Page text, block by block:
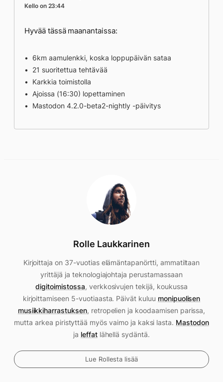
Kello on 23:44
Hyvää tässä maanantaissa:
6km aamulenkki, koska loppupäivän sataa
21 suoritettua tehtävää
Karkkia toimistolla
Ajoissa (16:30) lopettaminen
Mastodon 4.2.0-beta2-nightly -päivitys
Rolle Laukkarinen
Kirjoittaja on 37-vuotias elämäntapanörtti, ammatiltaan
yrittäjä ja teknologiajohtaja perustamassaan
digitoimistossa, verkkosivujen tekijä, koukussa
kirjoittamiseen 5-vuotiaasta. Päivät kuluu monipuolisen
musiikkiharrastuksen, retropelien ja koodaamisen parissa,
mutta arkea piristyttää myös vaimo ja kaksi lasta. Mastodon
ja leffatlähellä sydäntä.
Lue Rollesta lisää